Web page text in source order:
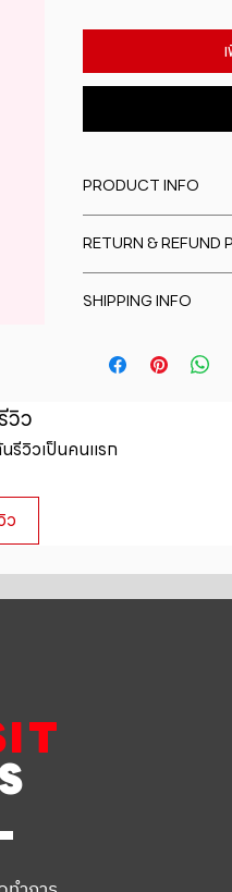
PRODUCT INFO
information about
material, care and
great space to
RETURN & REFUND
to let your
straightforward
way to build trust
SHIPPING INFO
information about
can buy from you
วิว
รีวิวเป็นคนแรก
ว